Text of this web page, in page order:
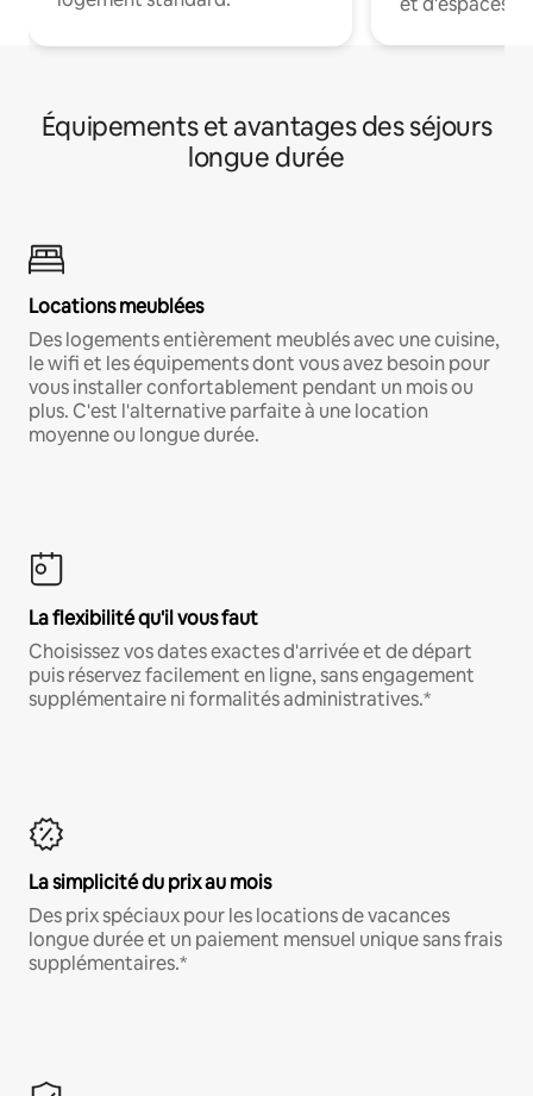
Équipements et avantages des séjours
longue durée
Locations meublées
Des logements entièrement meublés avec une cuisine,
le wifi et les équipements dont vous avez besoin pour
vous installer confortablement pendant un mois ou
plus. C'est l'alternative parfaite à une location
moyenne ou longue durée.
La flexibilité qu'il vous faut
Choisissez vos dates exactes d'arrivée et de départ
puis réservez facilement en ligne, sans engagement
supplémentaire ni formalités administratives.*
La simplicité du prix au mois
Des prix spéciaux pour les locations de vacances
longue durée et un paiement mensuel unique sans frais
supplémentaires.*